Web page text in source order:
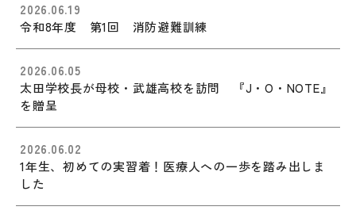
2026.06.19
令和8年度 第1回 消防避難訓練
2026.06.05
太田学校長が母校・武雄高校を訪問 『J・O・NOTE』
を贈呈
2026.06.02
1年生、初めての実習着！医療人への一歩を踏み出しま
した